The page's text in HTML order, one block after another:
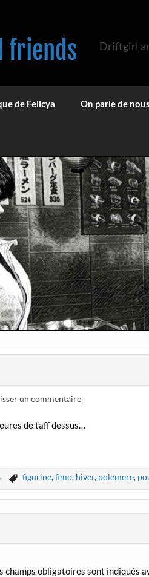
friends Driftgirl
de Felicya On parle de
un commentaire
de taff dessus…
figurine,fimo, hiver, polemere,
champs obligatoires sont indiqués